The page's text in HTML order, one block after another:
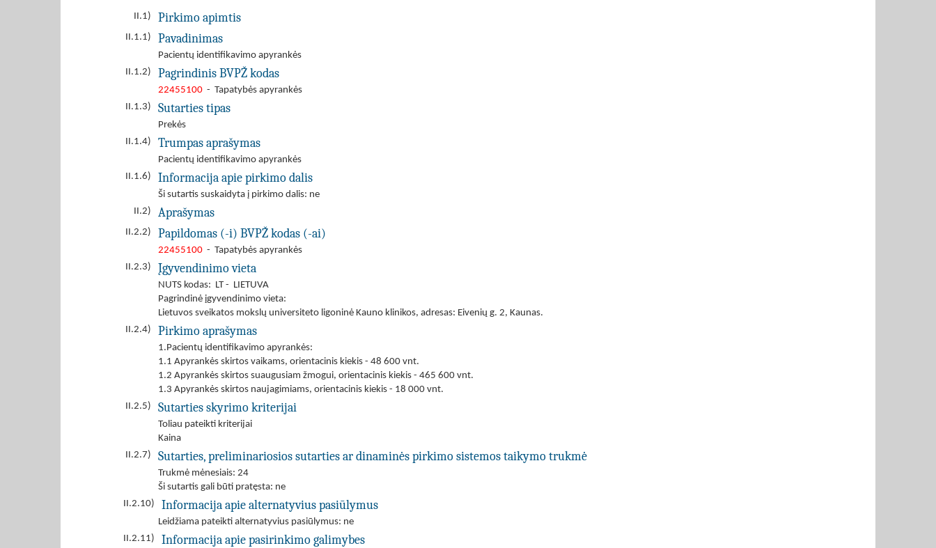
II.1) Pirkimo apimtis
II.1.1) Pavadinimas
Pacientų identifikavimo apyrankės
II.1.2)
Pagrindinis BVPŽ kodas
22455100 - Tapatybės apyrankės
II.1.3)
Sutarties tipas
Prekės
II.1.4)
Trumpas aprašymas
Pacientų identifikavimo apyrankės
II.1.6)
Informacija apie pirkimo dalis
Ši sutartis suskaidyta į pirkimo dalis: ne
II.2)
Aprašymas
II.2.2) Papildomas (-i) BVPŽ kodas (-ai)
22455100 - Tapatybės apyrankės
II.2.3)
Įgyvendinimo vieta
NUTS kodas: LT - LIETUVA
Pagrindinė įgyvendinimo vieta:
Lietuvos sveikatos mokslų universiteto ligoninė Kauno klinikos, adresas: Eivenių g. 2, Kaunas.
II.2.4)
Pirkimo aprašymas
1.Pacientų identifikavimo apyrankės:
1.1 Apyrankės skirtos vaikams, orientacinis kiekis - 48 600 vnt.
1.2 Apyrankės skirtos suaugusiam žmogui, orientacinis kiekis - 465 600 vnt.
1.3 Apyrankės skirtos naujagimiams, orientacinis kiekis - 18 000 vnt.
II.2.5)
Sutarties skyrimo kriterijai
Toliau pateikti kriterijai
Kaina
II.2.7)
Sutarties, preliminariosios sutarties ar dinaminės pirkimo sistemos taikymo trukmė
Trukmė mėnesiais: 24
Ši sutartis gali būti pratęsta: ne
II.2.10)
Informacija apie alternatyvius pasiūlymus
Leidžiama pateikti alternatyvius pasiūlymus: ne
II.2.11)
Informacija apie pasirinkimo galimybes